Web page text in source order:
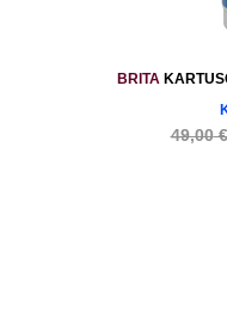
BRITA
49,00€